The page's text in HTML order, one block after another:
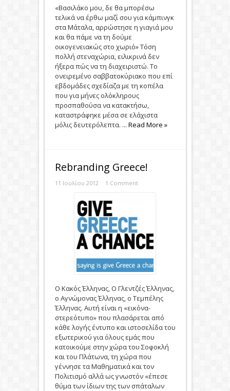
«Βασιλάκο μου, δε θα μπορέσω
τελικά να έρθω μαζί σου για κάμπινγκ
στα Μάταλα, αρρώστησε η γιαγιά μου
και θα πάμε να τη δούμε
οικογενειακώς στο χωριό» Τόση
πολλή στεναχώρια, ειλικρινά δεν
ήξερα πώς να τη διαχειριστώ. Το
ονειρεμένο σαββατοκύριακο που επί
εβδομάδες σχεδίαζα με τη κοπέλα
που για μήνες ολόκληρους
προσπαθούσα να κατακτήσω,
καταστράφηκε μέσα σε ελάχιστα
μόλις δευτερόλεπτα. ... Read More »
Rebranding Greece!
11 Ιουλίου 2012 1 Comment
O Kακός Έλληνας, Ο Γλεντζές Έλληνας,
ο Αγνώμονας Έλληνας, ο Τεμπέλης
Έλληνας. Αυτή είναι η «εικόνα-
στερεότυπο» που πλασάρεται από
κάθε λογής έντυπο και ιστοσελίδα του
εξωτερικού για όλους εμάς που
κατοικούμε στην χώρα του Σοφοκλή
και του Πλάτωνα, τη χώρα που
γέννησε τα Μαθηματικά και τον
Πολιτισμό αλλά ως γνωστόν «έπεσε
θύμα των ίδιων της των σπάταλων